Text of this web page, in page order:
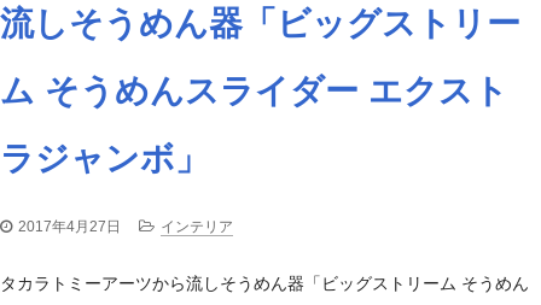
流しそうめん器「ビッグストリー
ム そうめんスライダー エクスト
ラジャンボ」
2017年4月27日 インテリア
タカラトミーアーツから流しそうめん器「ビッグストリーム そうめん